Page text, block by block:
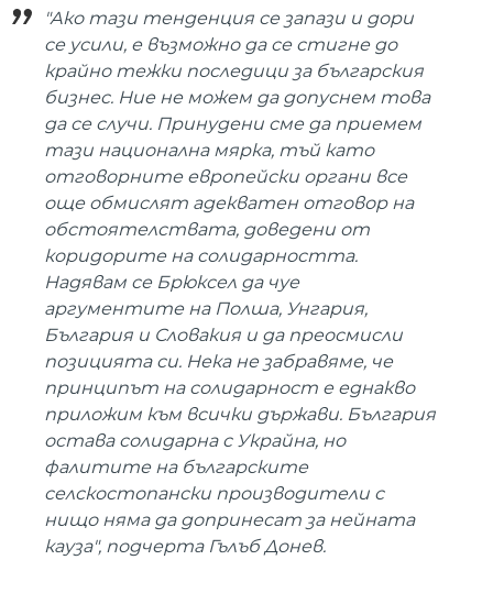
"Ако тази тенденция се запази и дори
се усили, е възможно да се стигне до
крайно тежки последици за българския
бизнес. Ние не можем да допуснем това
да се случи. Принудени сме да приемем
тази национална мярка, тъй като
отговорните европейски органи все
още обмислят адекватен отговор на
обстоятелствата, доведени от
коридорите на солидарността.
Надявам се Брюксел да чуе
аргументите на Полша, Унгария,
България и Словакия и да преосмисли
позицията си. Нека не забравяме, че
принципът на солидарност е еднакво
приложим към всички държави. България
остава солидарна с Украйна, но
фалитите на българските
селскостопански производители с
нищо няма да допринесат за нейната
кауза", подчерта Гълъб Донев.